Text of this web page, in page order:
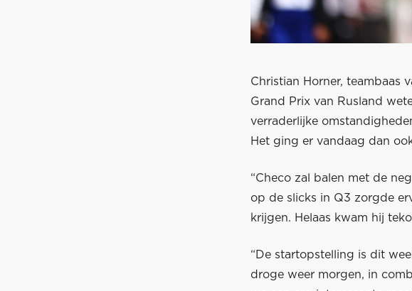
Christian Horner, teambaas
Grand Prix van Rusland
verraderlijke
Het ging er vandaag dan
“Checo zal balen met de
op de slicks in Q3 zorgde
krijgen. Helaas kwam hij
“De startopstelling is dit
droge weer morgen, in